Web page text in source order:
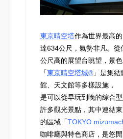
東京晴空塔作為世界最高
達634公尺，氣勢非凡。
公尺高的展望台眺望，景
「東京晴空塔城® 」是集
館、天文館等多樣設施，
是可以從早玩到晚的綜合
許多觀光景點，其中連結
的區域「TOKYO
咖啡廳與特色商店，是悠